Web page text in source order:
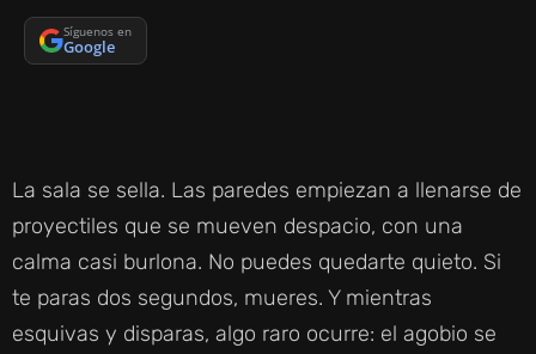
Síguenos en
Google
La sala se sella. Las paredes empiezan a llenarse de
proyectiles que se mueven despacio, con una
calma casi burlona. No puedes quedarte quieto. Si
te paras dos segundos, mueres. Y mientras
esquivas y disparas, algo raro ocurre: el agobio se